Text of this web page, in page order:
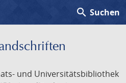
search Suchen
und Universitätsbibliothek